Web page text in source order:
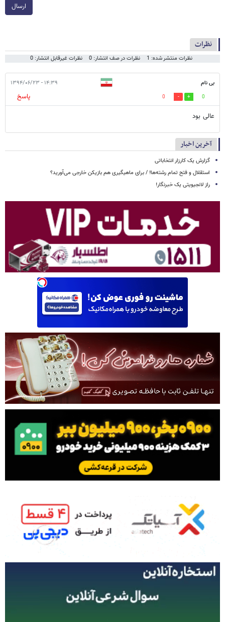
ارسال
نظرات
نظرات منتشر شده: 1 نظرات در صف انتشار: 0 نظرات غیرقابل انتشار: 0
بی نام ۱۴:۳۹ - ۱۳۹۴/۰۶/۲۳
0
0
پاسخ
عالی بود
آخرین اخبار
گزارش یک کارزار انتخاباتی
استقلال و فتح تمام رشته‌ها! / برای ماهیگیری هم بازیکن خارجی می‌آورید؟
راز لانجیویتی یک خبرنگار!